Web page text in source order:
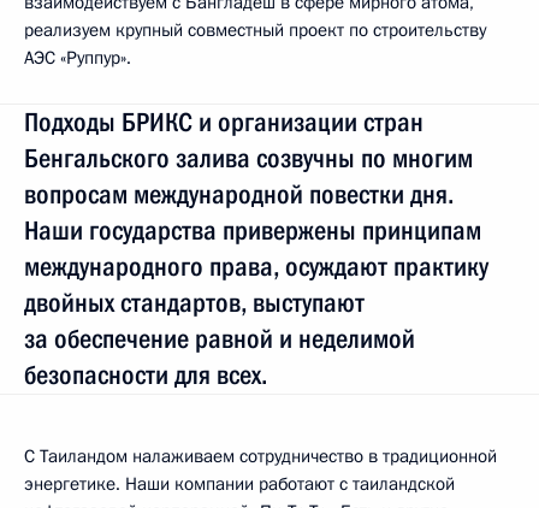
реализуем крупный совместный проект по строительству
АЭС «Руппур».
Подходы БРИКС и организации стран
Бенгальского залива созвучны по многим
вопросам международной повестки дня.
Наши государства привержены принципам
международного права, осуждают практику
двойных стандартов, выступают
за обеспечение равной и неделимой
безопасности для всех.
С Таиландом налаживаем сотрудничество в традиционной
энергетике. Наши компании работают с таиландской